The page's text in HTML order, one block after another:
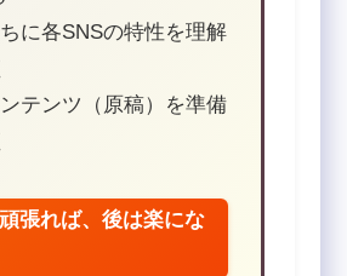
に各SNSの特性を理解
テンツ（原稿）を準備
張れば、後は楽にな